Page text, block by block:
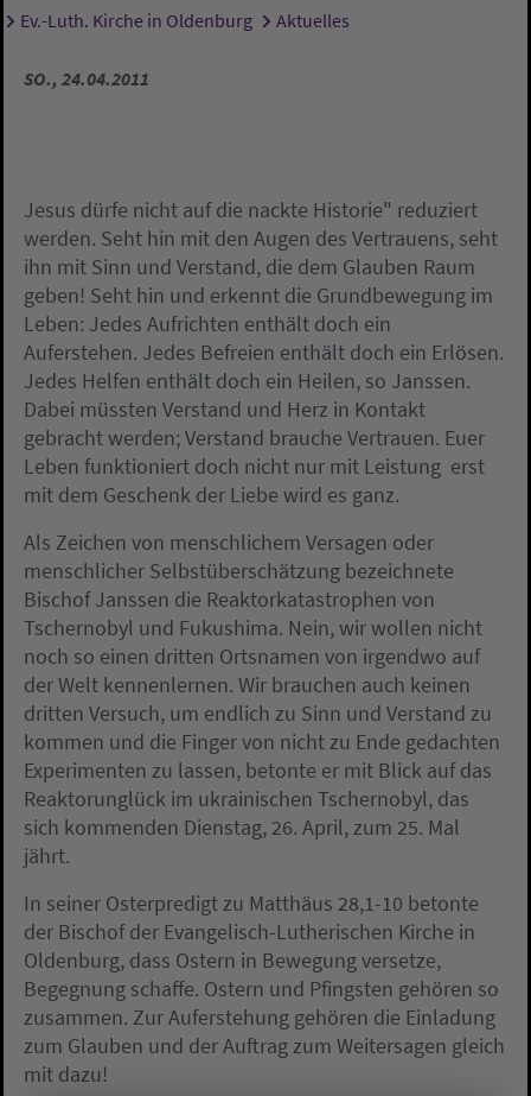
Sie sind hier:
Ev.-Luth. Kirche in Oldenburg Aktuelles
SO., 24.04.2011
Jesus dürfe nicht auf die nackte Historie" reduziert
werden. Seht hin mit den Augen des Vertrauens, seht
ihn mit Sinn und Verstand, die dem Glauben Raum
geben! Seht hin und erkennt die Grundbewegung im
Leben: Jedes Aufrichten enthält doch ein
Auferstehen. Jedes Befreien enthält doch ein Erlösen.
Jedes Helfen enthält doch ein Heilen, so Janssen.
Dabei müssten Verstand und Herz in Kontakt
gebracht werden; Verstand brauche Vertrauen. Euer
Leben funktioniert doch nicht nur mit Leistung  erst
mit dem Geschenk der Liebe wird es ganz.
Als Zeichen von menschlichem Versagen oder
menschlicher Selbstüberschätzung bezeichnete
Bischof Janssen die Reaktorkatastrophen von
Tschernobyl und Fukushima. Nein, wir wollen nicht
noch so einen dritten Ortsnamen von irgendwo auf
der Welt kennenlernen. Wir brauchen auch keinen
dritten Versuch, um endlich zu Sinn und Verstand zu
kommen und die Finger von nicht zu Ende gedachten
Experimenten zu lassen, betonte er mit Blick auf das
Reaktorunglück im ukrainischen Tschernobyl, das
sich kommenden Dienstag, 26. April, zum 25. Mal
jährt.
In seiner Osterpredigt zu Matthäus 28,1-10 betonte
der Bischof der Evangelisch-Lutherischen Kirche in
Oldenburg, dass Ostern in Bewegung versetze,
Begegnung schaffe. Ostern und Pfingsten gehören so
zusammen. Zur Auferstehung gehören die Einladung
zum Glauben und der Auftrag zum Weitersagen gleich
mit dazu!